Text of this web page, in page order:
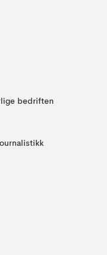
bedriften